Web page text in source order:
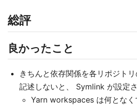
総評
良かったこと
きちんと依存関係を各リポジト
記述しないと、 Symlink が設定さ
Yarn workspaces は何となく